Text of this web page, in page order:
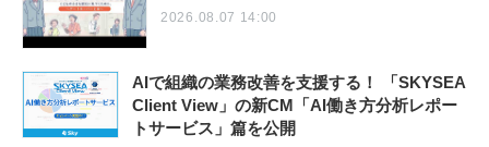
2026.08.07 14:00
AIで組織の業務改善を支援する！ 「SKYSEA
Client View」の新CM「AI働き方分析レポー
トサービス」篇を公開